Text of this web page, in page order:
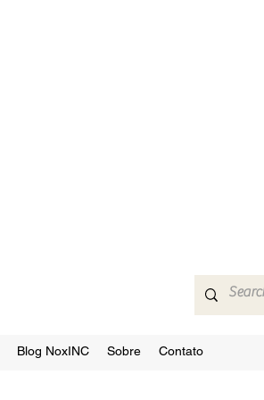
Blog NoxINC Sobre Contato